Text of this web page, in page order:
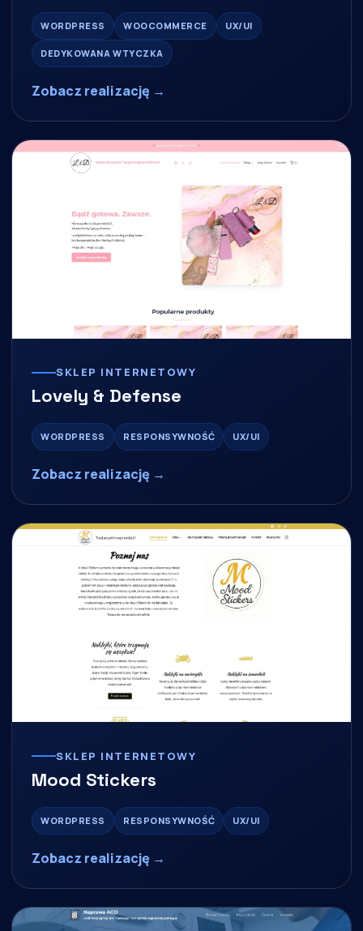
WORDPRESS WOOCOMMERCE UX/UI
DEDYKOWANA WTYCZKA
Zobacz realizację →
SKLEP INTERNETOWY
Lovely & Defense
WORDPRESS RESPONSYWNOŚĆ UX/UI
Zobacz realizację →
SKLEP INTERNETOWY
Mood Stickers
WORDPRESS RESPONSYWNOŚĆ UX/UI
Zobacz realizację →